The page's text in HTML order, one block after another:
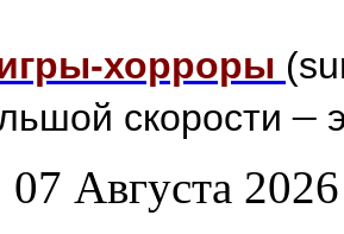
хорроры
скорости–
Августа 2026